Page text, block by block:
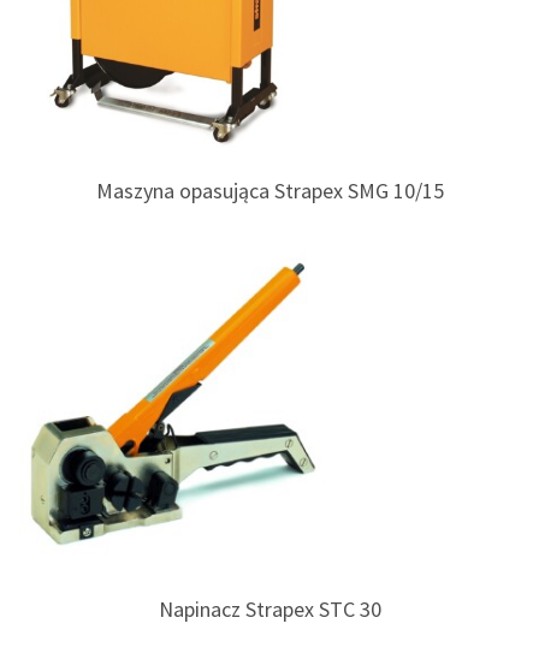
Maszyna opasująca Strapex SMG 10/15
Napinacz Strapex STC 30